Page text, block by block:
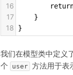
16
17
    }
18 }
我们在模型类中定义
个
user 方法用于表